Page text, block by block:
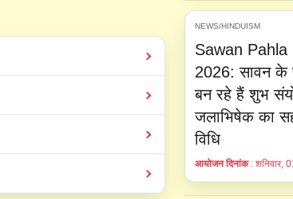
NEWS/HINDUISM
Sawan Pahla
2026: सावन के
बन रहे हैं शुभ
जलाभिषेक का
विधि
आयोजन दिनांक: शनिवार,